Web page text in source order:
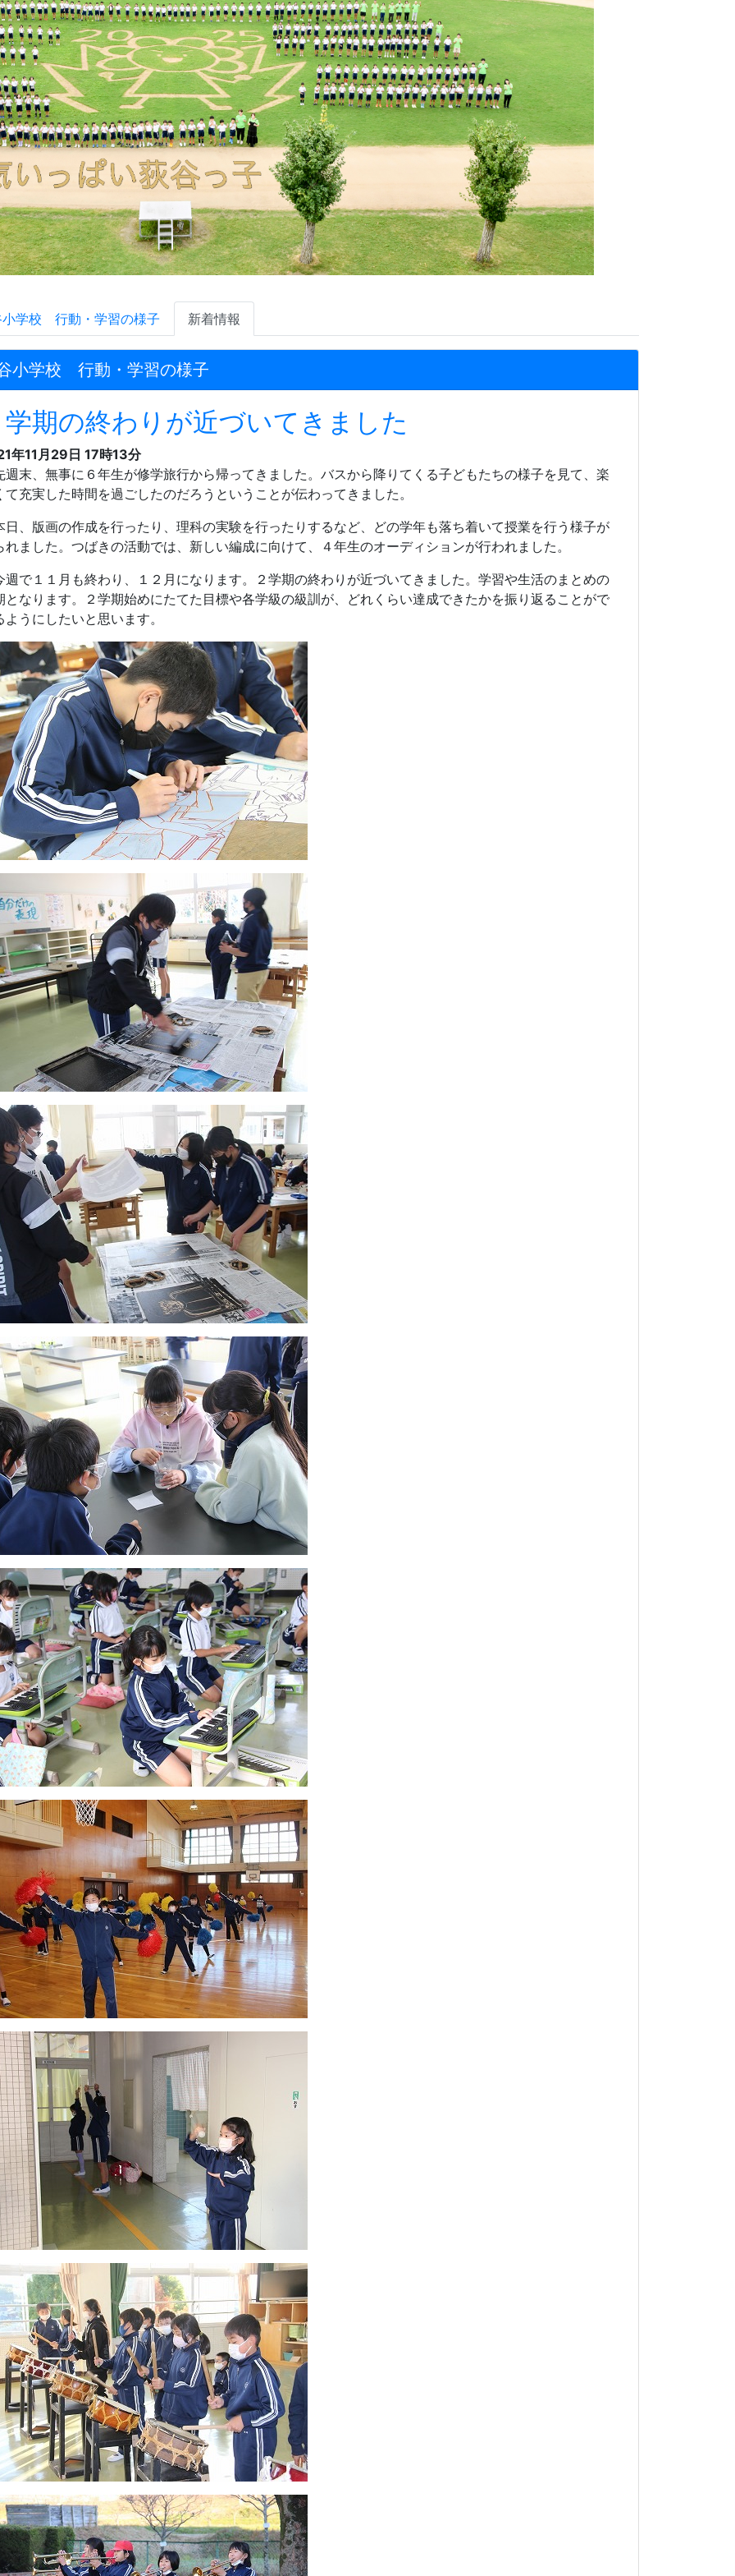
小学校 行動・学習の様子 新着情報
小学校 行動・学習の様子
期の終わりが近づいてきました
年11月29日 17時13分
末、無事に６年生が修学旅行から帰ってきました。バスから降りてくる子どもたちの様子を見て、楽
て充実した時間を過ごしたのだろうということが伝わってきました。
、版画の作成を行ったり、理科の実験を行ったりするなど、どの学年も落ち着いて授業を行う様子が
れました。つばきの活動では、新しい編成に向けて、４年生のオーディションが行われました。
で１１月も終わり、１２月になります。２学期の終わりが近づいてきました。学習や生活のまとめの
となります。２学期始めにたてた目標や各学級の級訓が、どれくらい達成できたかを振り返ることがで
ようにしたいと思います。